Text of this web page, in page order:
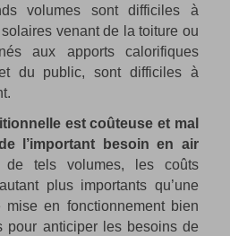
volumes sont difficiles à
venant de la toiture ou
aux apports calorifiques
du public, sont difficiles à
est coûteuse et mal
l’important besoin en air
tels volumes, les coûts
plus importants qu’une
en fonctionnement bien
pour anticiper les besoins de